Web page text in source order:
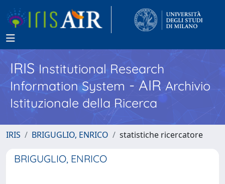
IRISInstitutional Research
Information System - AIR Archivio
Istituzionale della Ricerca
IRIS BRIGUGLIO, ENRICO statistiche ricercatore
BRIGUGLIO, ENRICO